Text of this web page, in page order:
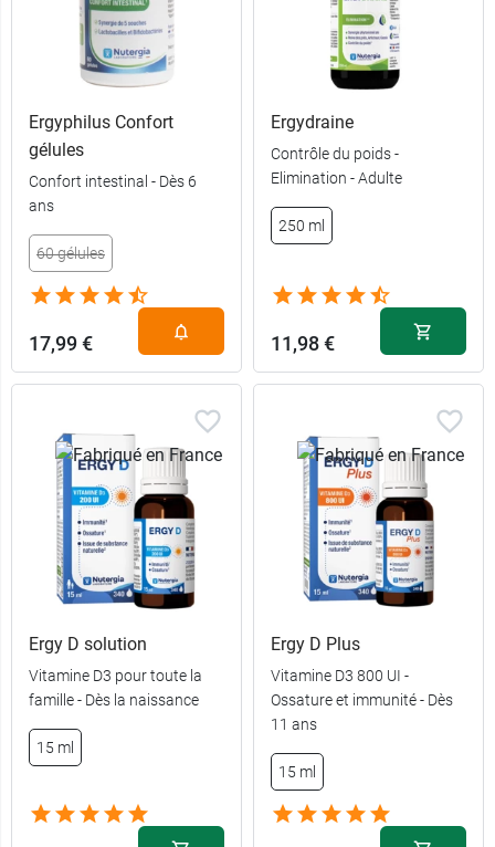
25,88 €
Ergyphilus Confort
gélules
Confort intestinal - Dès 6
ans
60 gélules
17,99 €
Ergydraine
Contrôle du poids -
Elimination - Adulte
250 ml
11,98 €
Ergy D solution
Vitamine D3 pour toute la
famille - Dès la naissance
15 ml
Ergy D Plus
Vitamine D3 800 UI -
Ossature et immunité - Dès
11 ans
15 ml